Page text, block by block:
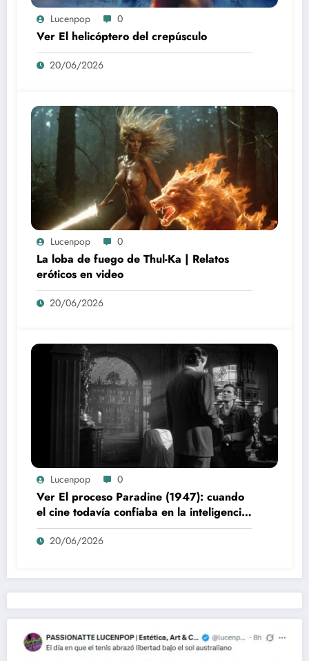
Lucenpop 0
Ver El helicóptero del crepúsculo
20/06/2026
Lucenpop 0
La loba de fuego de Thul-Ka | Relatos
eróticos en video
20/06/2026
Lucenpop 0
Ver El proceso Paradine (1947): cuando
el cine todavía confiaba en la inteligencia
del espectador
20/06/2026